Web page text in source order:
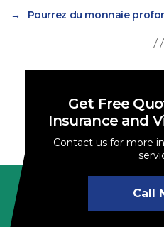
→
Pourrez du monnaie
Get Free
Insurance and
Contact us for more
Call